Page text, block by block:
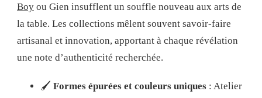
Boy ou Gien insufflent un souffle nouveau aux arts de
la table. Les collections mêlent souvent savoir-faire
artisanal et innovation, apportant à chaque révélation
une note d’authenticité recherchée.
🖌️ Formes épurées et couleurs uniques : Atelier